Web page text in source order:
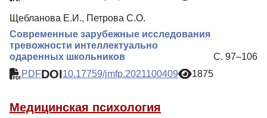
Щебланова Е.И., Петрова С.О.
Современные зарубежные исследования
тревожности интеллектуально
одаренных школьников
С. 97–106
PDFDOI10.17759/jmfp.2021100409 1875
Медицинская психология